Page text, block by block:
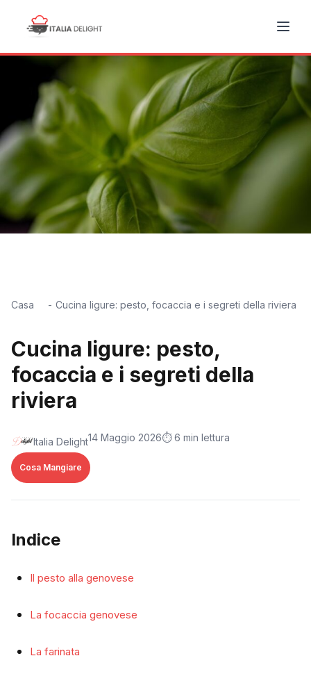
Casa Cucina ligure: pesto, focaccia e i segreti della riviera
Cucina ligure: pesto,
focaccia e i segreti della
riviera
Italia Delight14 Maggio 2026⏱️ 6 min lettura
Cosa Mangiare
Indice
Il pesto alla genovese
La focaccia genovese
La farinata